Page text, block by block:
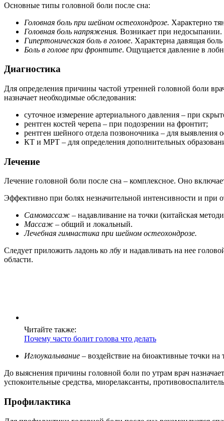
Основные типы головной боли после сна:
Головная боль при шейном остеохондрозе. Характерно
Головная боль напряжения. Возникает при недосыпании.
Гипертоническая боль в голове. Характерна давящая
Боль в голове при фронтите. Ощущается давление в
Диагностика
Для определения причины частой утренней головной боли
назначает необходимые обследования:
суточное измерение артериального давления – при
рентген костей черепа – при подозрении на фронтит;
рентген шейного отдела позвоночника – для выявления
КТ и МРТ – для определения дополнительных
Лечение
Лечение головной боли после сна – комплексное. Оно
Эффективно при болях незначительной интенсивности и при
Самомассаж – надавливание на точки (китайская
Массаж – общий и локальный.
Лечебная гимнастика при шейном остеохондрозе.
Следует приложить ладонь ко лбу и надавливать на нее
области.
Читайте также:
Почему часто болит голова что делать
Иглоукалывание – воздействие на биоактивные точки на
До выяснения причины головной боли по утрам врач
успокоительные средства, миорелаксанты,
Профилактика